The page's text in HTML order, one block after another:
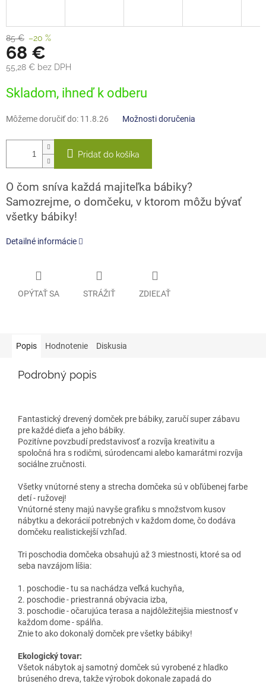
85 € –20 %
68 €
55,28 € bez DPH
cena:
Skladom, ihneď k odberu
Môžeme doručiť do: 11.8.26 Možnosti doručenia
Pridať do košíka
O čom sníva každá majiteľka bábiky?
Samozrejme, o domčeku, v ktorom môžu bývať
všetky bábiky!
Detailné informácie
OPÝTAŤ SA STRÁŽIŤ ZDIEĽAŤ
Popis Hodnotenie Diskusia
Podrobný popis
Fantastický drevený domček pre bábiky, zaručí super zábavu
pre každé dieťa a jeho bábiky.
Pozitívne povzbudí predstavivosť a rozvíja kreativitu a
spoločná hra s rodičmi, súrodencami alebo kamarátmi rozvíja
sociálne zručnosti.
Všetky vnútorné steny a strecha domčeka sú v obľúbenej farbe
detí - ružovej!
Vnútorné steny majú navyše grafiku s množstvom kusov
nábytku a dekorácií potrebných v každom dome, čo dodáva
domčeku realistickejší vzhľad.
Tri poschodia domčeka obsahujú až 3 miestnosti, ktoré sa od
seba navzájom líšia:
1. poschodie - tu sa nachádza veľká kuchyňa,
2. poschodie - priestranná obývacia izba,
3. poschodie - očarujúca terasa a najdôležitejšia miestnosť v
každom dome - spálňa.
Znie to ako dokonalý domček pre všetky bábiky!
Ekologický tovar:
Všetok nábytok aj samotný domček sú vyrobené z hladko
brúseného dreva, takže výrobok dokonale zapadá do